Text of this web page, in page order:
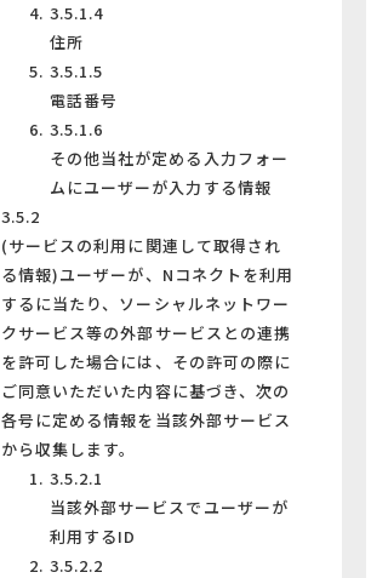
3.5.1.4
住所
3.5.1.5
電話番号
3.5.1.6
その他当社が定める入力フォー
ムにユーザーが入力する情報
3.5.2
(サービスの利用に関連して取得され
る情報)ユーザーが、Nコネクトを利用
するに当たり、ソーシャルネットワー
クサービス等の外部サービスとの連携
を許可した場合には、その許可の際に
ご同意いただいた内容に基づき、次の
各号に定める情報を当該外部サービス
から収集します。
3.5.2.1
当該外部サービスでユーザーが
利用するID
3.5.2.2